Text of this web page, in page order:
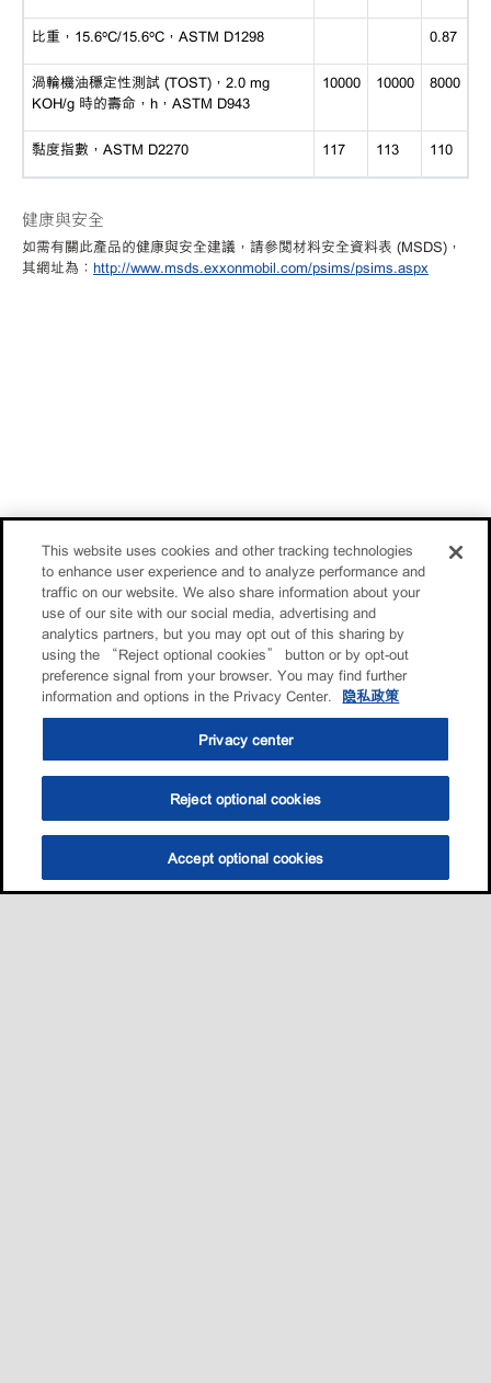
比重， 15.6ºC/15.6ºC，ASTM D1298 0.87
渦輪機油穩定性測試(TOST)，2.0 mg
KOH/g 時的壽命，h，ASTM D943
10000 10000 8000
黏度指數， ASTM D2270 117 113 110
健康與安全
如需有關此產品的健康與安全建議，請參閱材料安全資料表 (MSDS)，
其網址為： http://www.msds.exxonmobil.com/psims/psims.aspx
This website uses cookies and other tracking technologies
to enhance user experience and to analyze performance and
traffic on our website. We also share information about your
use of our site with our social media, advertising and
analytics partners, but you may opt out of this sharing by
using the “Reject optional cookies” button or by opt-out
preference signal from your browser. You may find further
information and options in the Privacy Center.
隐私政策
Privacy center
Reject optional cookies
Accept optional cookies